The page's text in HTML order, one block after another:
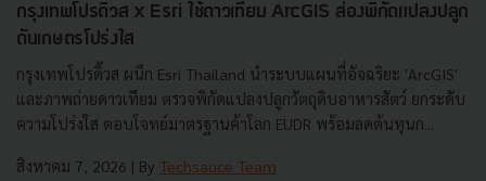
กรุงเทพโปรดิ๊วส x Esri ใช้ดาวเทียม ArcGIS ส่องพิกัดแปลงปลูก
ดันเกษตรโปร่งใส
กรุงเทพโปรดิ๊วส ผนึก Esri Thailand นำระบบแผนที่อัจฉริยะ 'ArcGIS'
และภาพถ่ายดาวเทียม ตรวจพิกัดแปลงปลูกวัตถุดิบอาหารสัตว์ ยกระดับ
ความโปร่งใส ตอบโจทย์มาตรฐานค้าโลก EUDR พร้อมลดต้นทุนก...
สิงหาคม 7, 2026 | By Techsauce Team